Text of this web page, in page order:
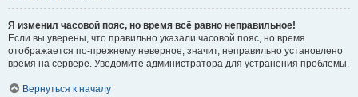
Я изменил часовой пояс, но время всё равно неправильное!
Если вы уверены, что правильно указали часовой пояс, но время
отображается по-прежнему неверное, значит, неправильно установлено
время на сервере. Уведомите администратора для устранения проблемы.
Вернуться к началу